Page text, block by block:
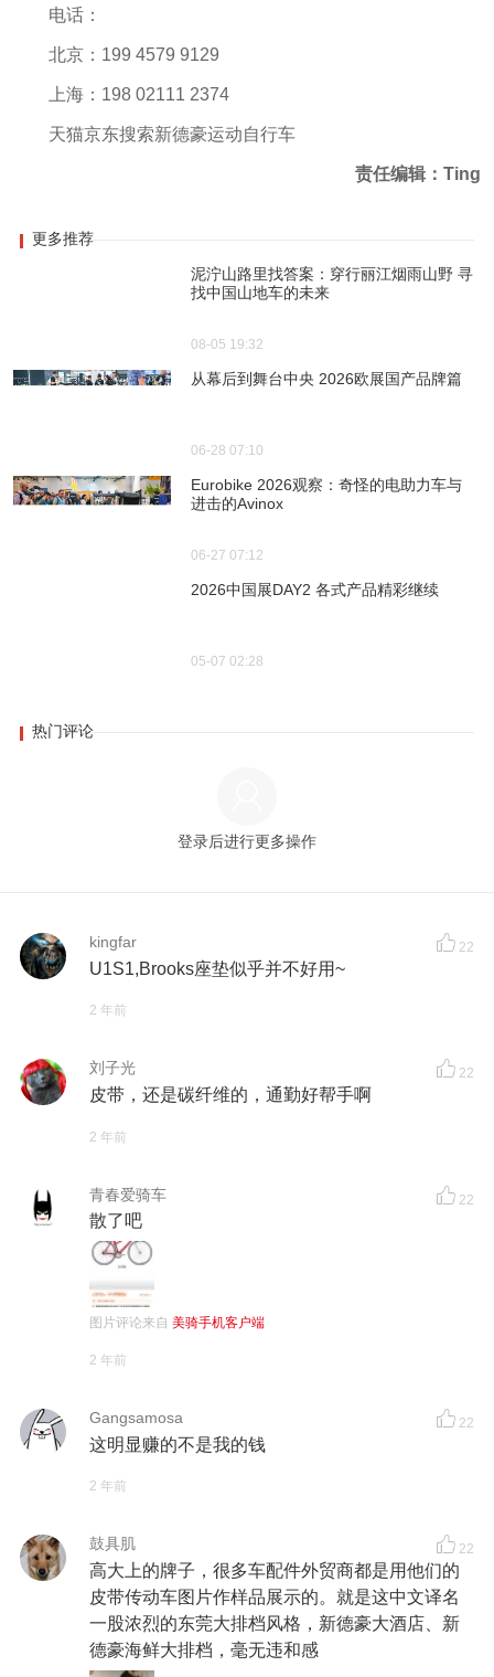
电话：
北京：199 4579 9129
上海：198 02111 2374
天猫京东搜索新德豪运动自行车
责任编辑：Ting
更多推荐
泥泞山路里找答案：穿行丽江烟雨山野 寻
找中国山地车的未来
08-05 19:32
从幕后到舞台中央 2026欧展国产品牌篇
06-28 07:10
Eurobike 2026观察：奇怪的电助力车与
进击的Avinox
06-27 07:12
2026中国展DAY2 各式产品精彩继续
05-07 02:28
热门评论
登录后进行更多操作
kingfar 22
U1S1,Brooks座垫似乎并不好用~
2 年前
刘子光 22
皮带，还是碳纤维的，通勤好帮手啊
2 年前
青春爱骑车 22
散了吧
图片评论来自 美骑手机客户端
2 年前
Gangsamosa 22
这明显赚的不是我的钱
2 年前
鼓具肌 22
高大上的牌子，很多车配件外贸商都是用他们的
皮带传动车图片作样品展示的。就是这中文译名
一股浓烈的东莞大排档风格，新德豪大酒店、新
德豪海鲜大排档，毫无违和感